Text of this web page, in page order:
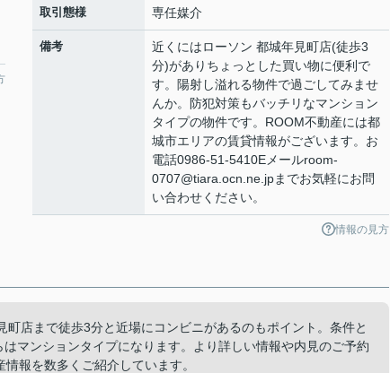
取引態様 専任媒介
備考
近くにはローソン 都城年見町店(徒歩3
分)がありちょっとした買い物に便利で
す。陽射し溢れる物件で過ごしてみませ
んか。防犯対策もバッチリなマンション
タイプの物件です。ROOM不動産には都
城市エリアの賃貸情報がございます。お
電話0986-51-5410Eメールroom-
0707@tiara.ocn.ne.jpまでお気軽にお問
い合わせください。
情報の見方
店まで徒歩3分と近場にコンビニがあるのもポイント。条件と
マンションタイプになります。より詳しい情報や内見のご予約
報を数多くご紹介しています。